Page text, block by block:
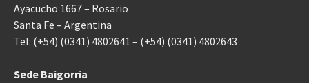
Ayacucho 1667 – Rosario
Santa Fe – Argentina
Tel: (+54) (0341) 4802641 – (+54) (0341) 4802643
Sede Baigorria